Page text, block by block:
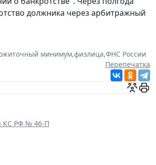
должника через арбитражный
минимум,физлица,ФНС России
Перепечатка
КС РФ № 46-П